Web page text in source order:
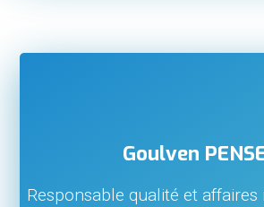
Goulven
Responsable qualité et